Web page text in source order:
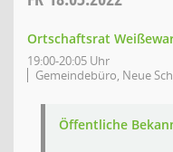
Ortschaftsrat
19:00-20:05 Uhr
Gemeindebüro, Neue
Öffentliche